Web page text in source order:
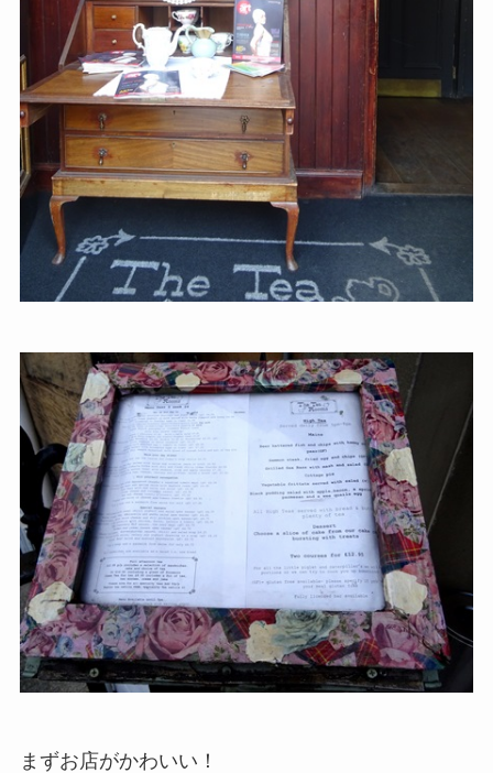
まずお店がかわいい！